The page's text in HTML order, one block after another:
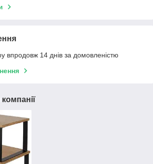
впродовж 14 днів за домовленістю